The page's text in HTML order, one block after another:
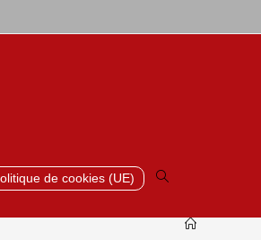
de cookies (UE)
Toggle
website
search